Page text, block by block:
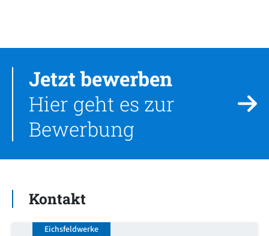
Jetzt bewerben
Hier geht es zur
Bewerbung
Kontakt
Eichsfeldwerke